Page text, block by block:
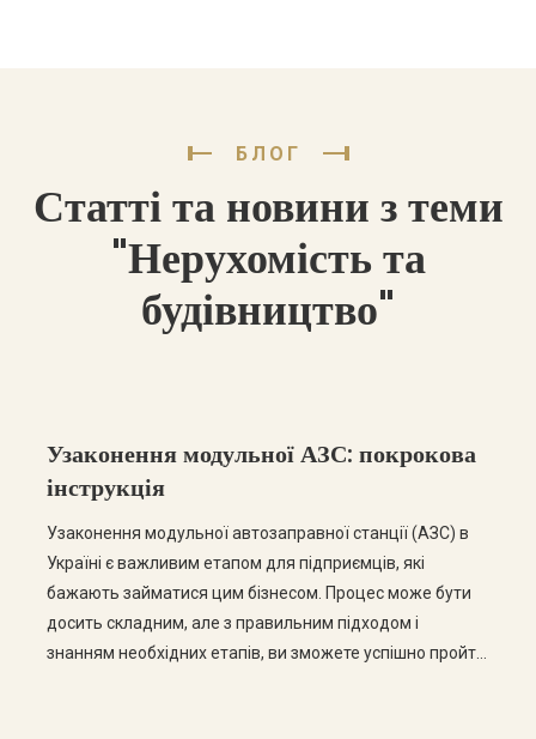
БЛОГ
Статті та новини з теми
"Нерухомість та
будівництво"
Узаконення модульної АЗС: покрокова
інструкція
Узаконення модульної автозаправної станції (АЗС) в
Україні є важливим етапом для підприємців, які
бажають займатися цим бізнесом. Процес може бути
досить складним, але з правильним підходом і
знанням необхідних етапів, ви зможете успішно пройти